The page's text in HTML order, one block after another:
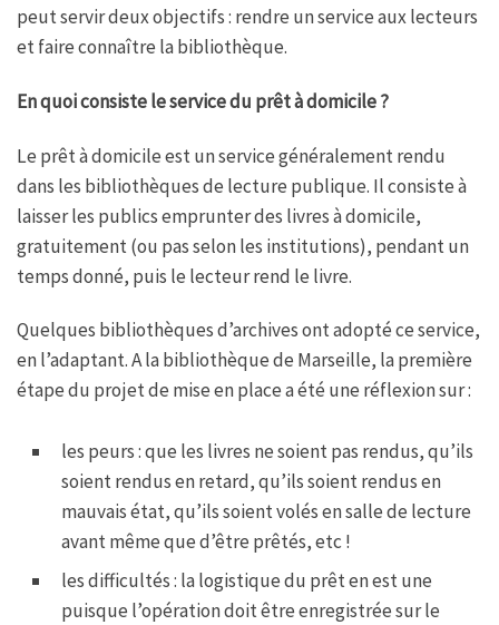
peut servir deux objectifs : rendre un service aux lecteurs
et faire connaître la bibliothèque.
En quoi consiste le service du prêt à domicile ?
Le prêt à domicile est un service généralement rendu
dans les bibliothèques de lecture publique. Il consiste à
laisser les publics emprunter des livres à domicile,
gratuitement (ou pas selon les institutions), pendant un
temps donné, puis le lecteur rend le livre.
Quelques bibliothèques d’archives ont adopté ce service,
en l’adaptant. A la bibliothèque de Marseille, la première
étape du projet de mise en place a été une réflexion sur :
les peurs : que les livres ne soient pas rendus, qu’ils
soient rendus en retard, qu’ils soient rendus en
mauvais état, qu’ils soient volés en salle de lecture
avant même que d’être prêtés, etc !
les difficultés : la logistique du prêt en est une
puisque l’opération doit être enregistrée sur le